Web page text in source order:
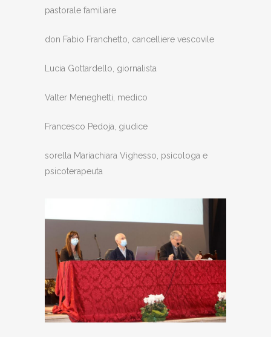
pastorale familiare
don Fabio Franchetto, cancelliere vescovile
Lucia Gottardello, giornalista
Valter Meneghetti, medico
Francesco Pedoja, giudice
sorella Mariachiara Vighesso, psicologa e
psicoterapeuta